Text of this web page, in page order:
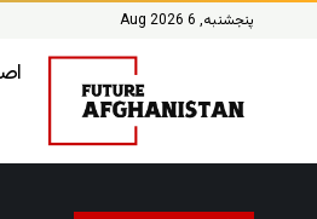
پنجشنبه, 6 Aug 2026